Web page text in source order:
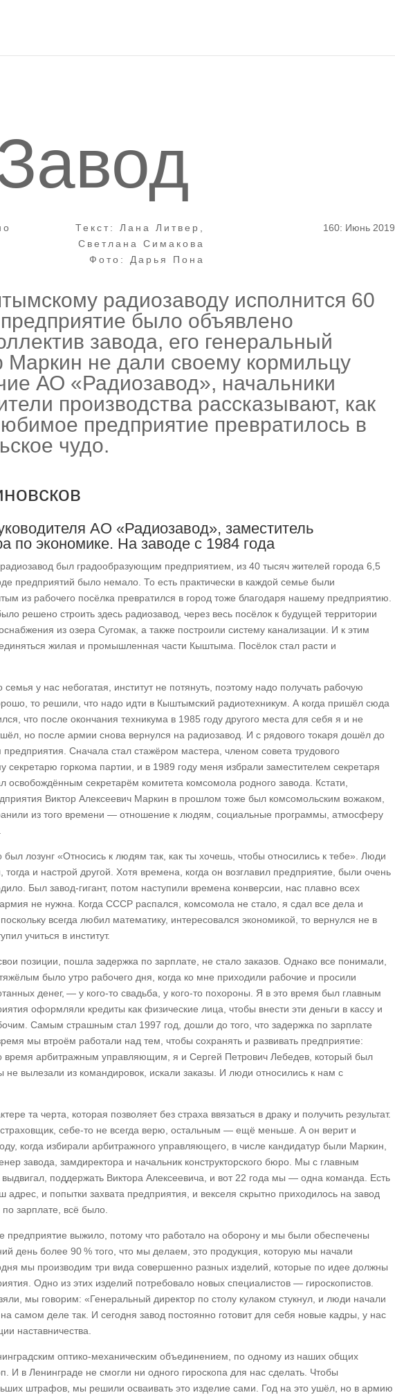
Текст: Лана Литвер,
Светлана Симакова
Фото: Дарья Пона
160: Июнь 2019
радиозаводу исполнится 60
было объявлено
завода, его генеральный
Маркин не дали своему кормильцу
АО «Радиозавод», начальники
производства рассказывают, как
предприятие превратилось в
чудо.
АО «Радиозавод», заместитель
по экономике. На заводе с 1984 года
был градообразующим предприятием, из 40 тысяч жителей города 6,5
предприятий было немало. То есть практически в каждой семье были
из рабочего посёлка превратился в город тоже благодаря нашему предприятию.
решено строить здесь радиозавод, через весь посёлок к будущей территории
из озера Сугомак, а также построили систему канализации. И к этим
жилая и промышленная части Кыштыма. Посёлок стал расти и
у нас небогатая, институт не потянуть, поэтому надо получать рабочую
то решили, что надо идти в Кыштымский радиотехникум. А когда пришёл сюда
что после окончания техникума в 1985 году другого места для себя я и не
но после армии снова вернулся на радиозавод. И с рядового токаря дошёл до
предприятия. Сначала стал стажёром мастера, членом совета трудового
секретарю горкома партии, и в 1989 году меня избрали заместителем секретаря
освобождённым секретарём комитета комсомола родного завода. Кстати,
Виктор Алексеевич Маркин в прошлом тоже был комсомольским вожаком,
из того времени — отношение к людям, социальные программы, атмосферу
был лозунг «Относись к людям так, как ты хочешь, чтобы относились к тебе». Люди
и настрой другой. Хотя времена, когда он возглавил предприятие, были очень
Был завод-гигант, потом наступили времена конверсии, нас плавно всех
не нужна. Когда СССР распался, комсомола не стало, я сдал все дела и
всегда любил математику, интересовался экономикой, то вернулся не в
учиться в институт.
позиции, пошла задержка по зарплате, не стало заказов. Однако все понимали,
было утро рабочего дня, когда ко мне приходили рабочие и просили
денег, — у кого-то свадьба, у кого-то похороны. Я в это время был главным
оформляли кредиты как физические лица, чтобы внести эти деньги в кассу и
Самым страшным стал 1997 год, дошли до того, что задержка по зарплате
мы втроём работали над тем, чтобы сохранять и развивать предприятие:
время арбитражным управляющим, я и Сергей Петрович Лебедев, который был
вылезали из командировок, искали заказы. И люди относились к нам с
та черта, которая позволяет без страха ввязаться в драку и получить результат.
себе-то не всегда верю, остальным — ещё меньше. А он верит и
когда избирали арбитражного управляющего, в числе кандидатур были Маркин,
завода, замдиректора и начальник конструкторского бюро. Мы с главным
поддержать Виктора Алексеевича, и вот 22 года мы — одна команда. Есть
адрес, и попытки захвата предприятия, и векселя скрытно приходилось на завод
по зарплате, всё было.
предприятие выжило, потому что работало на оборону и мы были обеспечены
день более 90 % того, что мы делаем, это продукция, которую мы начали
мы производим три вида совершенно разных изделий, которые по идее должны
Одно из этих изделий потребовало новых специалистов — гироскопистов.
мы говорим: «Генеральный директор по столу кулаком стукнул, и люди начали
самом деле так. И сегодня завод постоянно готовит для себя новые кадры, у нас
наставничества.
оптико-механическим объединением, по одному из наших общих
И в Ленинграде не смогли ни одного гироскопа для нас сделать. Чтобы
штрафов, мы решили осваивать это изделие сами. Год на это ушёл, но в армию